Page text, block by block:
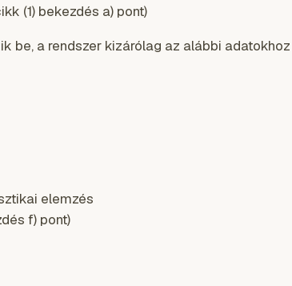
(1) bekezdés a) pont)
be, a rendszer kizárólag az alábbi
elemzés
f) pont)